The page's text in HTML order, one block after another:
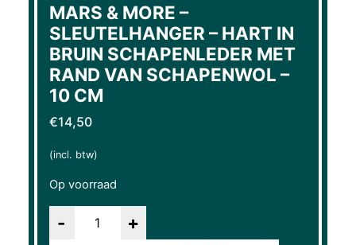
MARS & MORE –
SLEUTELHANGER – HART IN
BRUIN SCHAPENLEDER MET
RAND VAN SCHAPENWOL –
10 CM
€14,50
(incl. btw)
Op voorraad